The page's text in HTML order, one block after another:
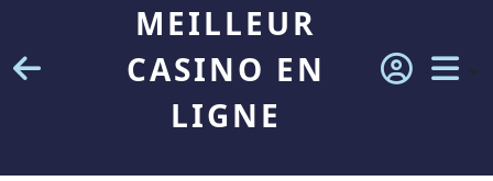
MEILLEUR
CASINO EN
LIGNE